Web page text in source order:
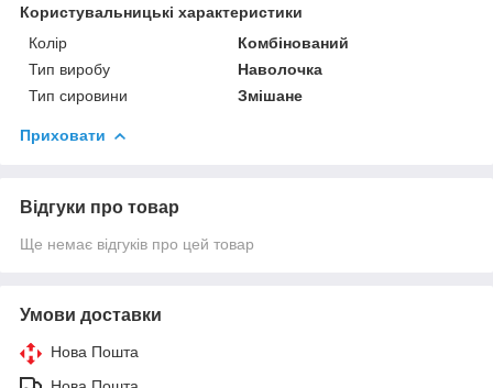
Користувальницькі характеристики
Колір
Комбінований
Тип виробу
Наволочка
Тип сировини
Змішане
Приховати
Відгуки про товар
Ще немає відгуків про цей товар
Умови доставки
Нова Пошта